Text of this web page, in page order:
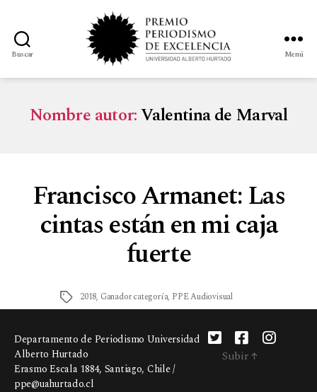
Buscar Menú
Nombre autor:Valentina de Marval
Francisco Armanet: Las
cintas están en mi caja
fuerte
2018, Ganador categoría, PPE Audiovisual
Departamento de Periodismo Universidad
Alberto Hurtado
Erasmo Escala 1884, Santiago, Chile /
ppe@uahurtado.cl
Subir ↑